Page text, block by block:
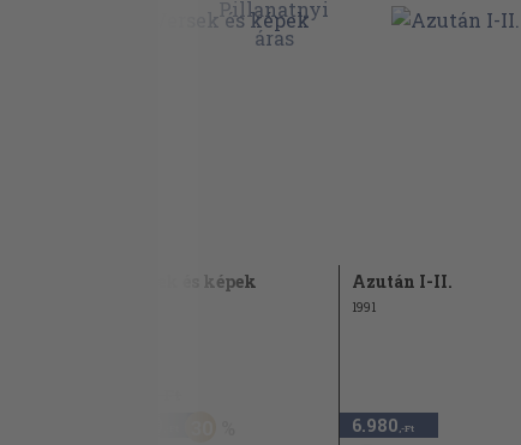
Versek és képek Azután I-II.
1991
6.980 ,-Ft